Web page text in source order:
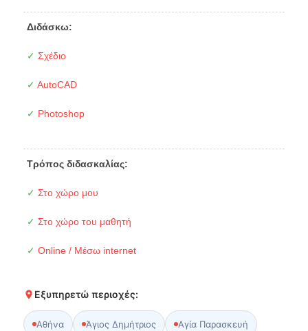
Διδάσκω:
✓ Σχέδιο
✓ AutoCAD
✓ Photoshop
Τρόπος διδασκαλίας:
✓ Στο χώρο μου
✓ Στο χώρο του μαθητή
✓ Online / Μέσω internet
Εξυπηρετώ περιοχές:
Αθήνα Άγιος Δημήτριος Αγία Παρασκευή